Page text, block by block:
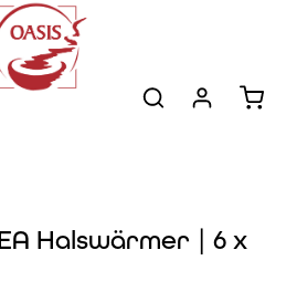
Halswärmer | 6 x